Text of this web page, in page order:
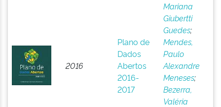
2016
Plano de
Dados
Abertos
2016-
2017
Mariana
Giubertti
Guedes;
Mendes,
Paulo
Alexandre
Meneses;
Bezerra,
Valéria